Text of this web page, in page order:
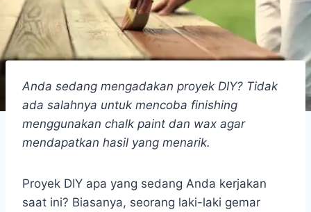
Anda sedang mengadakan proyek DIY? Tidak
ada salahnya untuk mencoba finishing
menggunakan chalk paint dan wax agar
mendapatkan hasil yang menarik.
Proyek DIY apa yang sedang Anda kerjakan
saat ini? Biasanya, seorang laki-laki gemar